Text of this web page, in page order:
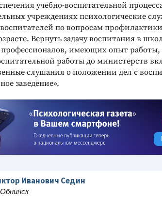
учебно-воспитательной
учреждениях психологические
по вопросам
Вернуть задачу воспитания в
профессионалов, имеющих опыт
работы до министерств
слушания о положении дел с
заведение».
Иванович Седин
Обнинск